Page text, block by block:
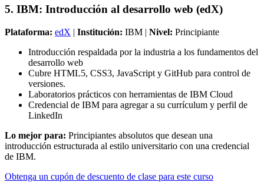
5. IBM: Introducción al desarrollo web (edX)
Plataforma: edX | Institución: IBM | Nivel: Principiante
Introducción respaldada por la industria a los fundamentos del
desarrollo web
Cubre HTML5, CSS3, JavaScript y GitHub para control de
versiones.
Laboratorios prácticos con herramientas de IBM Cloud
Credencial de IBM para agregar a su currículum y perfil de
LinkedIn
Lo mejor para: Principiantes absolutos que desean una
introducción estructurada al estilo universitario con una credencial
de IBM.
Obtenga un cupón de descuento de clase para este curso